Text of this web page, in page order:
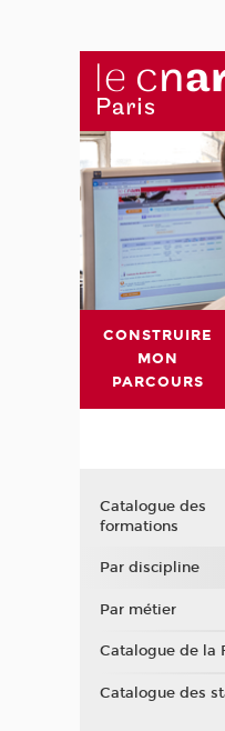
CONSTRUIRE
MON
PARCOURS
Catalogue des
formations
Par discipline
Par métier
Catalogue de la
Catalogue des